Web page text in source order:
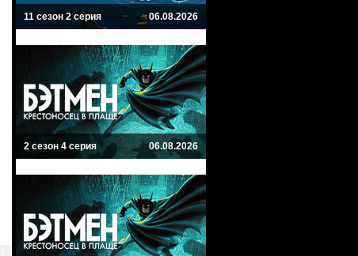
11 сезон 2 серия 06.08.2026
2 сезон 4 серия 06.08.2026